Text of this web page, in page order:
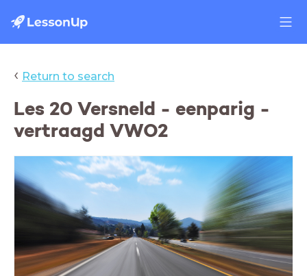
‹ Return to search
Les 20 Versneld - eenparig -
vertraagd VWO2